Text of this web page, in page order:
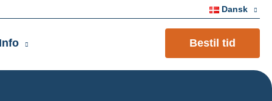
Dansk
Bestil tid